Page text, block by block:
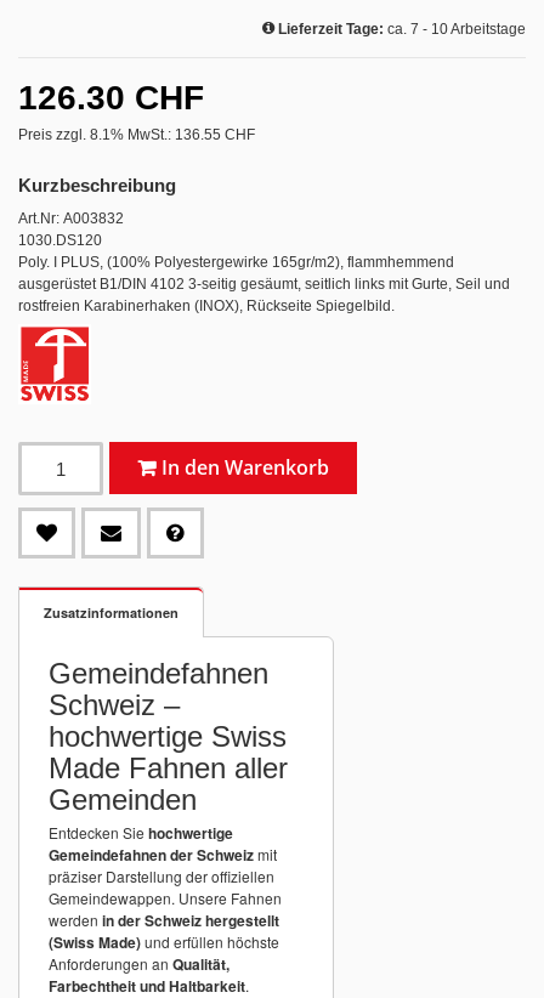
Lieferzeit Tage: ca. 7 - 10 Arbeitstage
126.30 CHF
Preis zzgl. 8.1% MwSt.: 136.55 CHF
Kurzbeschreibung
Art.Nr: A003832
1030.DS120
Poly. I PLUS, (100% Polyestergewirke 165gr/m2), flammhemmend
ausgerüstet B1/DIN 4102 3-seitig gesäumt, seitlich links mit Gurte, Seil und
rostfreien Karabinerhaken (INOX), Rückseite Spiegelbild.
In den Warenkorb
Zusatzinformationen
Gemeindefahnen
Schweiz –
hochwertige Swiss
Made Fahnen aller
Gemeinden
Entdecken Sie hochwertige
Gemeindefahnen der Schweizmit
präziser Darstellung der offiziellen
Gemeindewappen. Unsere Fahnen
werden in der Schweiz hergestellt
(Swiss Made)und erfüllen höchste
Anforderungen an Qualität,
Farbechtheit und Haltbarkeit.